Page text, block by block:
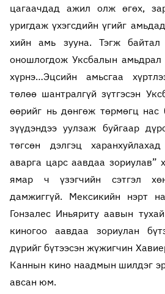
цагаачдад ажил олж өгөх,
уригдаж үхэгсдийн үгийг
хийн амь зууна. Тэгж
оношлогдож Уксбалын амьдрал
хүрнэ…Эцсийн амьсгаа
төлөө шантралгүй зүтгэсэн
өөрийг нь дөнгөж төрмөгц нас
зүүдэндээ уулзаж буйгаар
төгсөн дэлгэц
аварга царс аавдаа зориулав”
ямар ч үзэгчийн сэтгэл
дамжиггүй. Мексикийн нэрт
Гонзалес Иньяриту аавын
киногоо аавдаа зориулан
дүрийг бүтээсэн жүжигчин
Каннын кино наадмын шилдэг
авсан юм.